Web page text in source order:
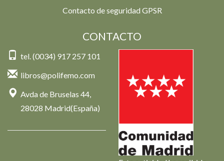
Contacto de seguridad GPSR
CONTACTO
tel. (0034) 917 257 101
libros@polifemo.com
Avda de Bruselas 44,
28028 Madrid(España)